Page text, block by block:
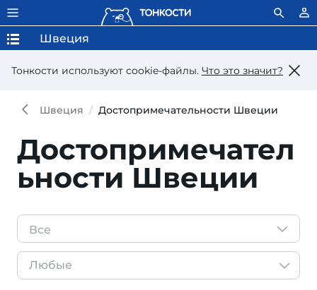
Тонкости используют сookie-файлы. Что это значит?
Швеция
Швеция Достопримечательности Швеции
Достопримечател
ьности Швеции
Все